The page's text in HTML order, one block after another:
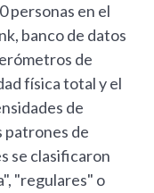
personas en el
banco de datos
de
física total y el
de
patrones de
se clasificaron
"regulares" o